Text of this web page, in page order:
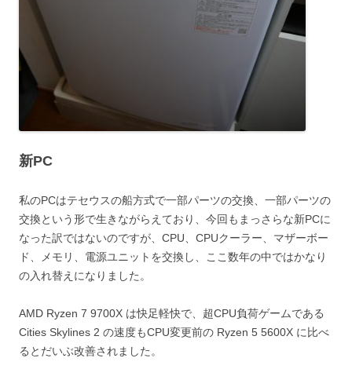
新PC
私のPCはテセウスの船方式で一部パーツの交換、一部パーツの
交換という形で生きながらえており、今回もまっさらな新PCに
なった訳ではないのですが、CPU、CPUクーラー、マザーボー
ド、メモリ、電源ユニットを交換し、ここ数年の中ではかなり
の入れ替えになりました。
AMD Ryzen 7 9700X は快足軽快で、超CPU負荷ゲームである
Cities Skylines 2 の速度もCPU変更前の Ryzen 5 5600X に比べ
るとだいぶ改善されました。